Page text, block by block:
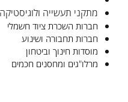
מתקני תעשייה ולוגיסטיקה
חברות השכרת ציוד חשמלי
חברות תחבורה ושינוע
מוסדות חינוך וביטחון
מרלו"גים ומחסנים חכמים